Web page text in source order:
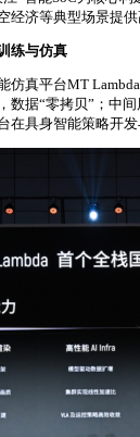
济等典型场景提
练与仿真
仿真平台MT
数据“零拷贝”；中
具身智能策略开发